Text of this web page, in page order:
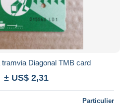
tramvia Diagonal TMB card
± US$ 2,31
Particulier